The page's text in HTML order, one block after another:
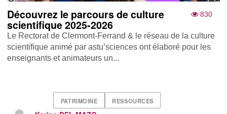
830
Découvrez le parcours de culture
scientifique 2025-2026
Le Rectorat de Clermont-Ferrand & le réseau de la culture
scientifique animé par astu’sciences ont élaboré pour les
enseignants et animateurs un...
PATRIMOINE RESSOURCES